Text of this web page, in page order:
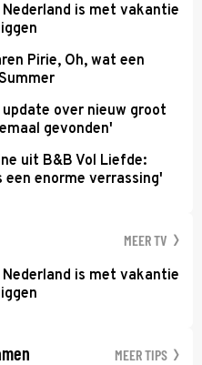
is met vakantie
Pirie, Oh, wat een
over nieuw groot
gevonden'
uit B&B Vol Liefde:
een enorme verrassing'
MEER TV
is met vakantie
MEER TIPS